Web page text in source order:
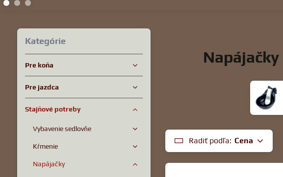
Radiť podľa: Cena
Kategórie
Pre koňa
Pre jazdca
Stajňové potreby
Vybavenie sedlovňe
Kŕmenie
Napájačky